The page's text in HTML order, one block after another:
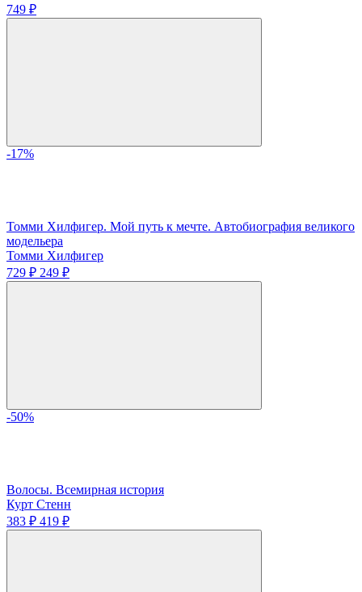
749 ₽
-17%
Томми Хилфигер. Мой путь к мечте. Автобиография великого
модельера
Томми Хилфигер
729 ₽ 249 ₽
-50%
Волосы. Всемирная история
Курт Стенн
383 ₽ 419 ₽